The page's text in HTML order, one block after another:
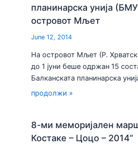
планинарска унија
островот Мљет
June 12, 2014
На островот Мљет (Р.
до 1 јуни беше одржан 15
Балканската планинарска
продолжи »
8-ми меморијален
Костаке – Цоцо – 2014”